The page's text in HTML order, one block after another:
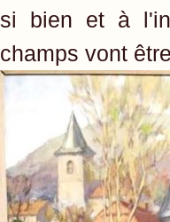
si bien et à
champs vont